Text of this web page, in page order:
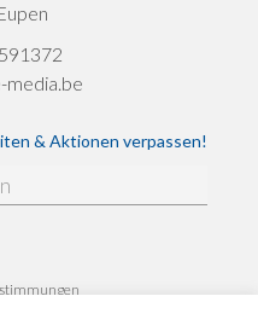
media.be
& Aktionen verpassen!